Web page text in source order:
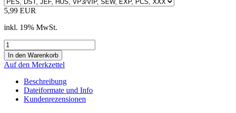
5,99 EUR
inkl. 19% MwSt.
Auf den Merkzettel
Beschreibung
Dateiformate und Info
Kundenrezensionen